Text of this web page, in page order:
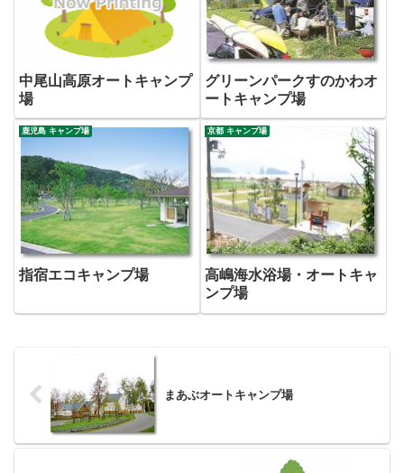
中尾山高原オートキャンプ
場
グリーンパークすのかわオ
ートキャンプ場
鹿児島 キャンプ場
指宿エコキャンプ場
京都 キャンプ場
高嶋海水浴場・オートキャ
ンプ場
まあぶオートキャンプ場